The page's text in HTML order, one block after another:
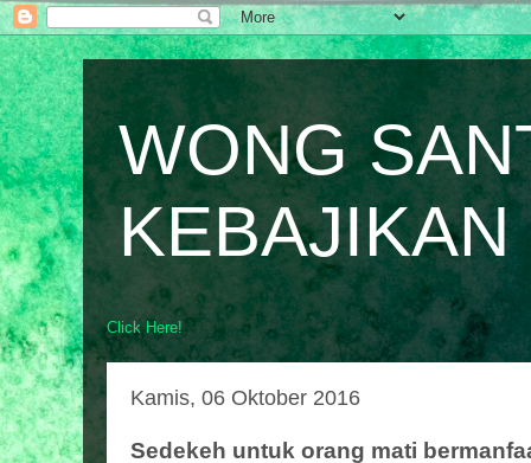
WONG
KEBAJIKAN
Click Here!
Kamis, 06 Oktober 2016
Sedekeh untuk orang mati